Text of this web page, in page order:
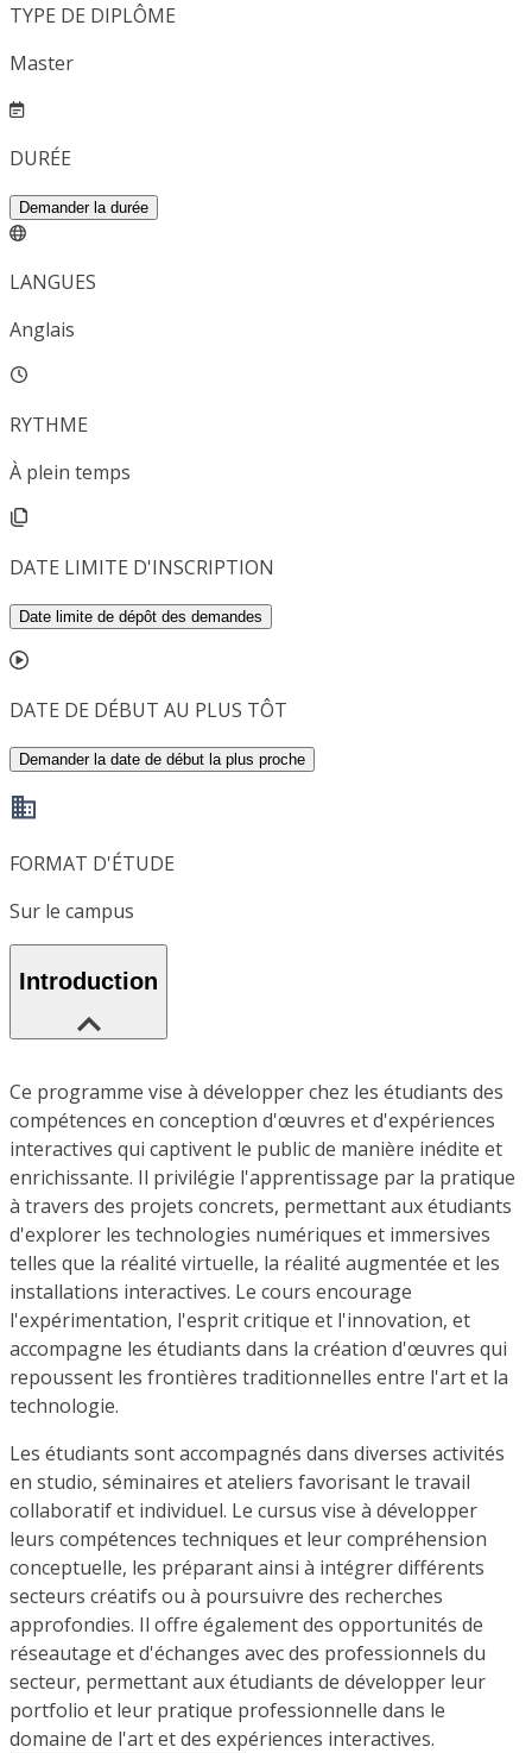
TYPE DE DIPLÔME
Master
DURÉE
Demander la durée
LANGUES
Anglais
RYTHME
À plein temps
DATE LIMITE D'INSCRIPTION
Date limite de dépôt des demandes
DATE DE DÉBUT AU PLUS TÔT
Demander la date de début la plus proche
FORMAT D'ÉTUDE
Sur le campus
Introduction
Ce programme vise à développer chez les étudiants des
compétences en conception d'œuvres et d'expériences
interactives qui captivent le public de manière inédite et
enrichissante. Il privilégie l'apprentissage par la pratique
à travers des projets concrets, permettant aux étudiants
d'explorer les technologies numériques et immersives
telles que la réalité virtuelle, la réalité augmentée et les
installations interactives. Le cours encourage
l'expérimentation, l'esprit critique et l'innovation, et
accompagne les étudiants dans la création d'œuvres qui
repoussent les frontières traditionnelles entre l'art et la
technologie.
Les étudiants sont accompagnés dans diverses activités
en studio, séminaires et ateliers favorisant le travail
collaboratif et individuel. Le cursus vise à développer
leurs compétences techniques et leur compréhension
conceptuelle, les préparant ainsi à intégrer différents
secteurs créatifs ou à poursuivre des recherches
approfondies. Il offre également des opportunités de
réseautage et d'échanges avec des professionnels du
secteur, permettant aux étudiants de développer leur
portfolio et leur pratique professionnelle dans le
domaine de l'art et des expériences interactives.